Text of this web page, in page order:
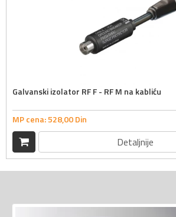
Galvanski izolator RF F - RF M na kabliću
MP cena:528,00Din
Detaljnije